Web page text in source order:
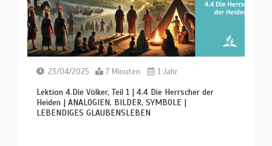
23/04/2025 7 Minuten 1 Jahr
Lektion 4.Die Völker, Teil 1 | 4.4 Die Herrscher der
Heiden | ANALOGIEN, BILDER, SYMBOLE |
LEBENDIGES GLAUBENSLEBEN